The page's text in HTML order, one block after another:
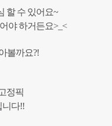
할 수 있어요~
야 하거든요>_<
볼까요?!
정픽
니다!!